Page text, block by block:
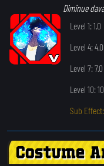
Diminue
Level 1: 1.0
Level 4: 4.0
Level 7: 7.0
Level 10:
Sub Effect:
Costume